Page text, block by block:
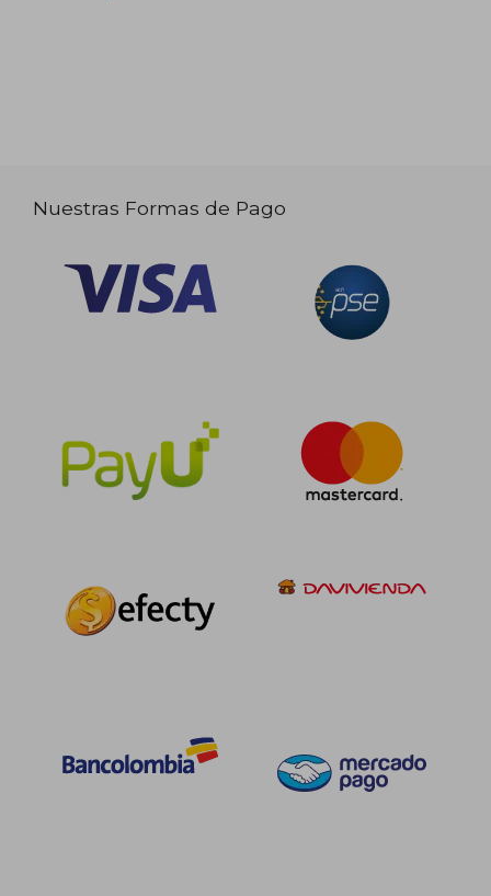
Nuestras Formas de Pago